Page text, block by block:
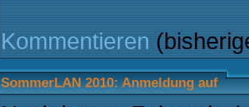
Kommentieren
SommerLAN 2010: Anmeldung auf